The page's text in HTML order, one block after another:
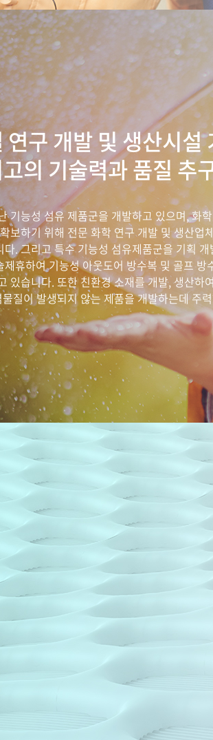
연구 개발 및 생산시설
의 기술력과 품질 추
기능성 섬유 제품군을 개발하고 있으며, 화
보하기 위해 전문 화학 연구 개발 및 생산업
. 그리고 특수 기능성 섬유제품군을 기획 개
휴하여 기능성 아웃도어 방수복 및 골프 방
있습니다. 또한 친환경 소재를 개발, 생산하
질이 발생되지 않는 제품을 개발하는데 주